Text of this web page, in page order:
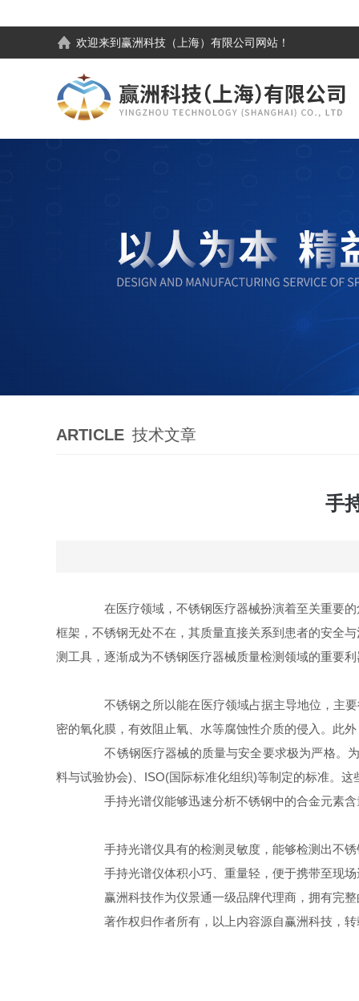
欢迎来到 赢洲科技（上海）有限公司 网站！
ARTICLE 技术文章
手
在医疗领域，不锈钢医疗器械扮演着至关重要的
框架，不锈钢无处不在，其质量直接关系到患者的安全
测工具，逐渐成为不锈钢医疗器械质量检测领域的重要
不锈钢之所以能在医疗领域占据主导地位，主要
密的氧化膜，有效阻止氧、水等腐蚀性介质的侵入。此
不锈钢医疗器械的质量与安全要求极为严格。为
料与试验协会)、ISO(国际标准化组织)等制定的标准。
手持光谱仪能够迅速分析不锈钢中的合金元素含
手持光谱仪具有的检测灵敏度，能够检测出不锈
手持光谱仪体积小巧、重量轻，便于携带至现场
赢洲科技作为仪景通一级品牌代理商，拥有完整
著作权归作者所有，以上内容源自赢洲科技，转